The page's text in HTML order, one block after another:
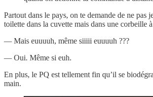
Partout dans le pays, on te demande de ne pas
toilette dans la cuvette mais dans une corbeille
— Mais euuuuh, même siiiii euuuuh ???
— Oui. Même si euh.
En plus, le PQ est tellement fin qu’il se
main.